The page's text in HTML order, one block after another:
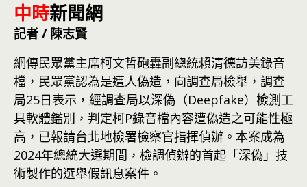
中時新聞網
記者 / 陳志賢
網傳民眾黨主席柯文哲砲轟副總統賴清德訪美錄音
檔，民眾黨認為是遭人偽造，向調查局檢舉，調查
局25日表示，經調查局以深偽（Deepfake）檢測工
具軟體鑑別，判定柯P錄音檔內容遭偽造之可能性極
高，已報請台北地檢署檢察官指揮偵辦。本案成為
2024年總統大選期間，檢調偵辦的首起「深偽」技
術製作的選舉假訊息案件。